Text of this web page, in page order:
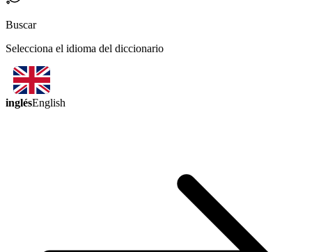
Buscar
Selecciona el idioma del diccionario
inglésEnglish